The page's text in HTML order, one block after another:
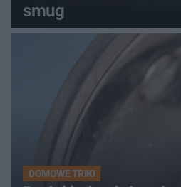
smug
DOMOWE TRIKI